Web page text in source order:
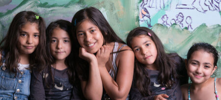
Zum Hauptinhalt springen
Erklärung zur Barrierefreiheit anzeigen